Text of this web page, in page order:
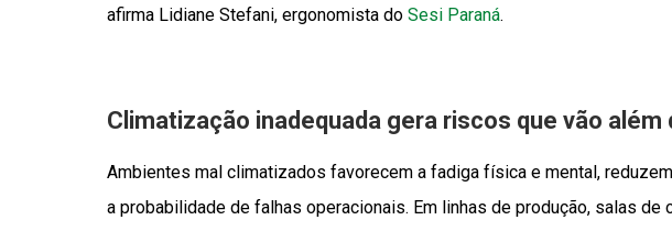
afirma Lidiane Stefani, ergonomista do Sesi Paraná.
Climatização inadequada gera riscos que vão
Ambientes mal climatizados favorecem a fadiga física e mental,
a probabilidade de falhas operacionais. Em linhas de produção, salas